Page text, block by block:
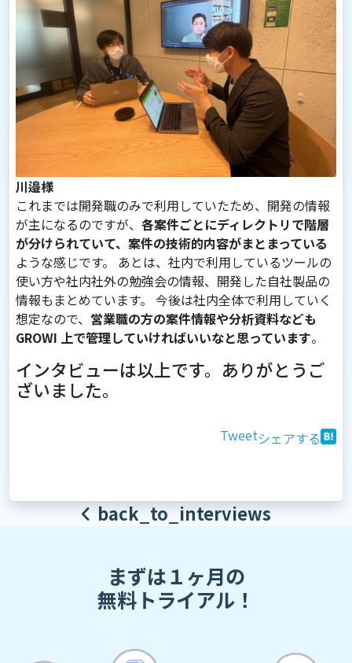
川邉様
これまでは開発職のみで利用していたため、開発の情報
が主になるのですが、 各案件ごとにディレクトリで階層
が分けられていて、案件の技術的内容がまとまっている
ような感じです。 あとは、社内で利用しているツールの
使い方や社内社外の勉強会の情報、開発した自社製品の
情報もまとめています。 今後は社内全体で利用していく
想定なので、 営業職の方の案件情報や分析資料なども
GROWI 上で管理していければいいなと思っています。
インタビューは以上です。ありがとうご
ざいました。
Tweetシェアする
back_to_interviews
まずは１ヶ月の
無料トライアル！